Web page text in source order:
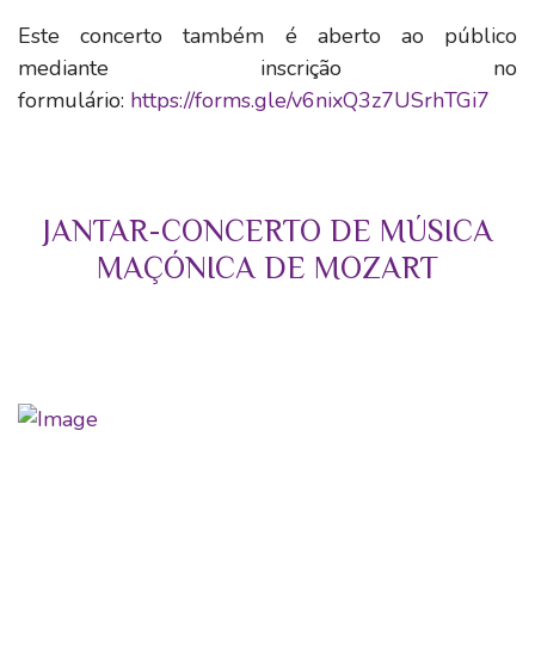
Este concerto também é aberto ao público
mediante inscrição no
formulário: https://forms.gle/v6nixQ3z7USrhTGi7
JANTAR-CONCERTO DE MÚSICA
MAÇÓNICA DE MOZART